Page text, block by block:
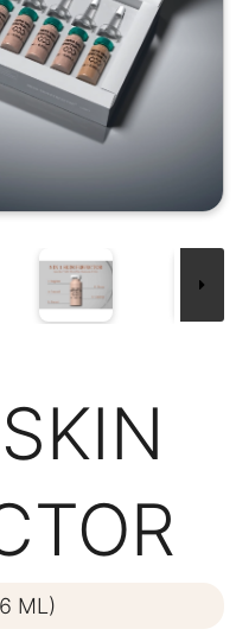
ML)